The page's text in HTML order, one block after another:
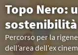
Topo Nero:
Percorso per la
dell’area dell’ex